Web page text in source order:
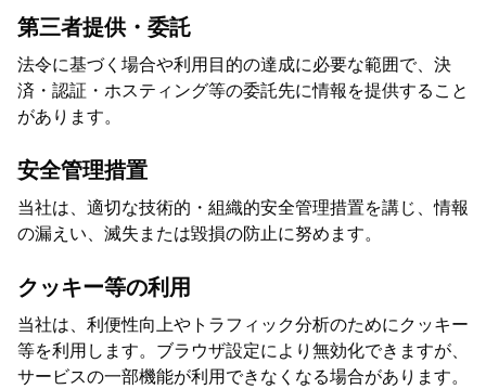
第三者提供・委託
法令に基づく場合や利用目的の達成に必要な範囲で、決
済・認証・ホスティング等の委託先に情報を提供すること
があります。
安全管理措置
当社は、適切な技術的・組織的安全管理措置を講じ、情報
の漏えい、滅失または毀損の防止に努めます。
クッキー等の利用
当社は、利便性向上やトラフィック分析のためにクッキー
等を利用します。ブラウザ設定により無効化できますが、
サービスの一部機能が利用できなくなる場合があります。